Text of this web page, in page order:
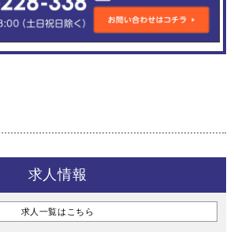
求人情報
求人一覧はこちら